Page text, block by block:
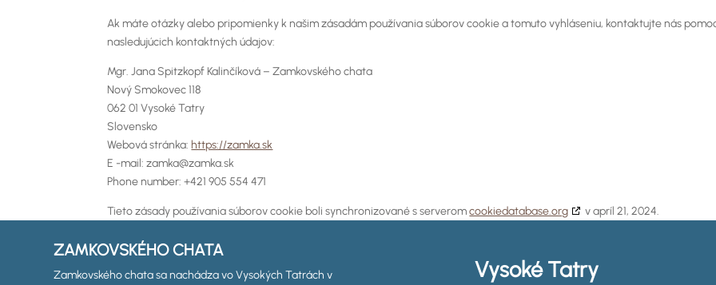
Ak máte otázky alebo pripomienky k našim zásadám používania súborov cookie a tomuto vyhláseniu, kontaktujte nás
nasledujúcich kontaktných údajov:
Mgr. Jana Spitzkopf Kalinčíková – Zamkovského chata
Nový Smokovec 118
062 01 Vysoké Tatry
Slovensko
Webová stránka: https://zamka.sk
E -mail:zamka@zamka.sk
Phone number: +421 905 554 471
Tieto zásady používania súborov cookie boli synchronizované s serveromcookiedatabase.org v apríl 21, 2024.
ZAMKOVSKÉHO CHATA
Zamkovského chata sa nachádza vo Vysokých Tatrách v
Vysoké Tatry